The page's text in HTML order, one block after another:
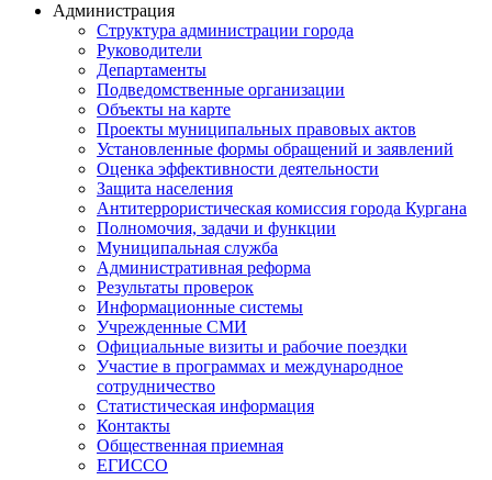
Администрация
Структура администрации города
Руководители
Департаменты
Подведомственные организации
Объекты на карте
Проекты муниципальных правовых актов
Установленные формы обращений и заявлений
Оценка эффективности деятельности
Защита населения
Антитеррористическая комиссия города Кургана
Полномочия, задачи и функции
Муниципальная служба
Административная реформа
Результаты проверок
Информационные системы
Учрежденные СМИ
Официальные визиты и рабочие поездки
Участие в программах и международное
сотрудничество
Статистическая информация
Контакты
Общественная приемная
ЕГИССО